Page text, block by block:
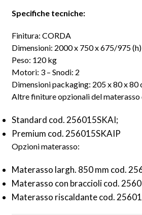
Specifiche tecniche:
Finitura: CORDA
Dimensioni: 2000 x 750 x 675/975
Peso: 120 kg
Motori: 3 – Snodi: 2
Dimensioni packaging: 205 x 80 x 80
Altre finiture opzionali del
Standard cod. 256015SKAI;
Premium cod. 256015SKAIP
Opzioni materasso:
Materasso largh. 850 mm cod.
Materasso con braccioli cod.
Materasso riscaldante cod.